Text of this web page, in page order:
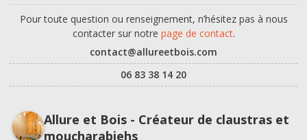
Pour toute question ou renseignement, n’hésitez pas à nous
contacter sur notre page de contact.
contact@allureetbois.com
06 83 38 14 20
Allure et Bois - Créateur de claustras et
moucharabiehs